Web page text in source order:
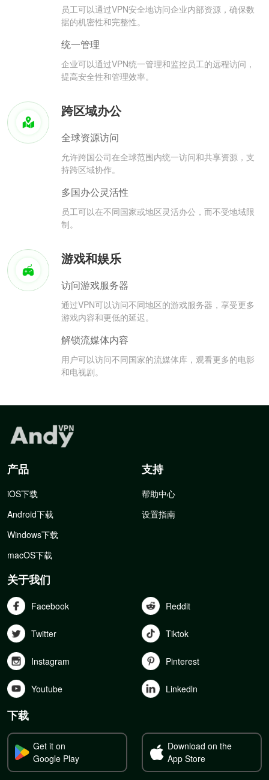
员工可以通过VPN安全地访问企业内部资源，确保数
据的机密性和完整性。
统一管理
企业可以通过VPN统一管理和监控员工的远程访问，
提高安全性和管理效率。
跨区域办公
全球资源访问
允许跨国公司在全球范围内统一访问和共享资源，支
持跨区域协作。
多国办公灵活性
员工可以在不同国家或地区灵活办公，而不受地域限
制。
游戏和娱乐
访问游戏服务器
通过VPN可以访问不同地区的游戏服务器，享受更多
游戏内容和更低的延迟。
解锁流媒体内容
用户可以访问不同国家的流媒体库，观看更多的电影
和电视剧。
产品
iOS下载
Android下载
Windows下载
macOS下载
支持
帮助中心
设置指南
关于我们
Facebook Reddit
Twitter Tiktok
Instagram Pinterest
Youtube Linkedln
下载
Get it on
Google Play
Download on the
App Store